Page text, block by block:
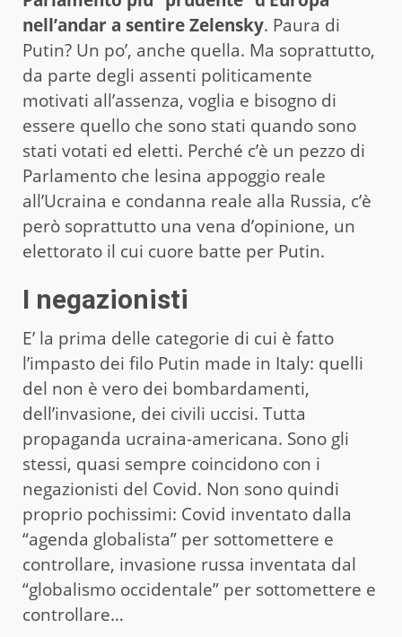
nell’andar a sentire Zelensky. Paura di
Putin? Un po’, anche quella. Ma soprattutto,
da parte degli assenti politicamente
motivati all’assenza, voglia e bisogno di
essere quello che sono stati quando sono
stati votati ed eletti. Perché c’è un pezzo di
Parlamento che lesina appoggio reale
all’Ucraina e condanna reale alla Russia, c’è
però soprattutto una vena d’opinione, un
elettorato il cui cuore batte per Putin.
I negazionisti
E’ la prima delle categorie di cui è fatto
l’impasto dei filo Putin made in Italy: quelli
del non è vero dei bombardamenti,
dell’invasione, dei civili uccisi. Tutta
propaganda ucraina-americana. Sono gli
stessi, quasi sempre coincidono con i
negazionisti del Covid. Non sono quindi
proprio pochissimi: Covid inventato dalla
“agenda globalista” per sottomettere e
controllare, invasione russa inventata dal
“globalismo occidentale” per sottomettere e
controllare…